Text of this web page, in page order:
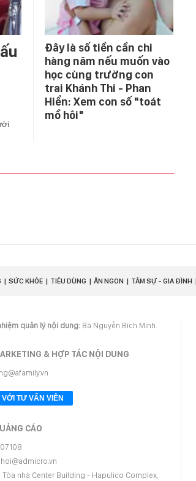
Đây là số tiền cần chi
hàng năm nếu muốn vào
học cùng trường con
trai Khánh Thi - Phan
Hiển: Xem con số "toát
mồ hôi"
SỨC KHỎE TIÊU DÙNG ĂN NGON TÂM SỰ - GIA ĐÌNH
quản lý nội dung: Bà Nguyễn Bích Minh.
& HỢP TÁC NỘI DUNG
VỚI TƯ VẤN VIÊN
CÁO
Tòa nhà Center Building - Hapulico Complex,